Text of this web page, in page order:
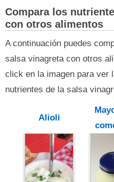
Compara los
con otros alimentos
A continuación puedes
salsa vinagreta con otros
click en la imagen para ver
nutrientes de la salsa
Alioli